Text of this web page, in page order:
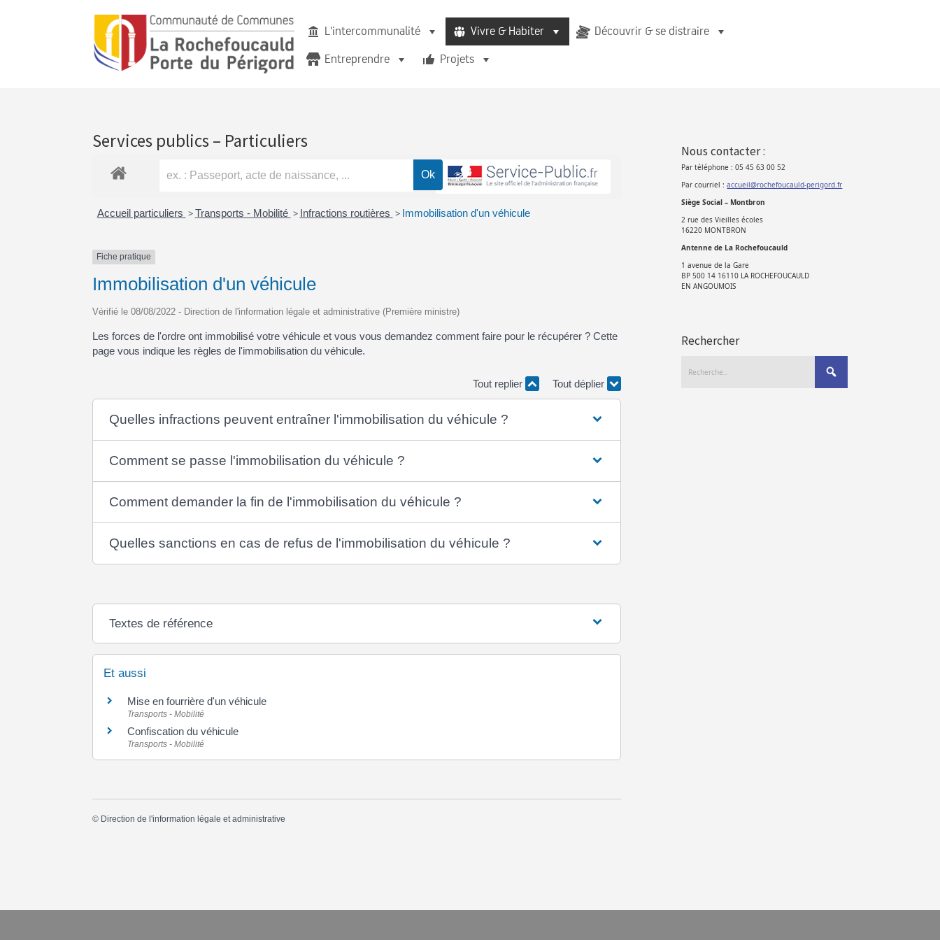
L'intercommunalité Vivre & Habiter
Découvrir & se distraire
Entreprendre
Projets
Services publics – Particuliers
Accueil particuliers > Transports - Mobilité > Infractions routières > Immobilisation d'un véhicule
Fiche pratique
Immobilisation d'un véhicule
Vérifié le 08/08/2022 - Direction de l'information légale et administrative (Première ministre)
Les forces de l'ordre ont immobilisé votre véhicule et vous vous demandez comment faire pour le récupérer ? Cette
page vous indique les règles de l'immobilisation du véhicule.
Tout replier Tout déplier
Quelles infractions peuvent entraîner l'immobilisation du véhicule ?
Comment se passe l'immobilisation du véhicule ?
Comment demander la fin de l'immobilisation du véhicule ?
Quelles sanctions en cas de refus de l'immobilisation du véhicule ?
Textes de référence
Et aussi
Mise en fourrière d'un véhicule
Transports - Mobilité
Confiscation du véhicule
Transports - Mobilité
© Direction de l'information légale et administrative
Nous contacter :
Par téléphone : 05 45 63 00 52
Par courriel :accueil@rochefoucauld-perigord.fr
Siège Social – Montbron
2 rue des Vieilles écoles
16220 MONTBRON
Antenne de La Rochefoucauld
1 avenue de la Gare
BP 500 14 16110 LA ROCHEFOUCAULD
EN ANGOUMOIS
Rechercher